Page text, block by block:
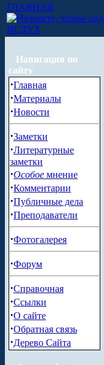
ГЛАВНАЯ
ВСЛУХ
Навигация по
сайту
·Главная
·Материалы
·Новости
·Заметки
·Литературные
заметки
·Особое мнение
·Комментарии
·Публичные дела
·Преподаватели
·Фотогалерея
·Форум
·Справочная
·Ссылки
·О сайте
·Обратная связь
·Дерево Сайта